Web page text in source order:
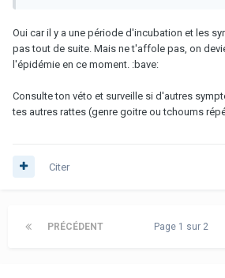
Oui car il y a une période d'incubation et les
pas tout de suite. Mais ne t'affole pas, on
l'épidémie en ce moment. :bave:
Consulte ton véto et surveille si d'autres
tes autres rattes (genre goitre ou tchoums
Citer
PRÉCÉDENT Page 1 sur 2